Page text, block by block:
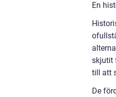
En
skjutit
till att
De